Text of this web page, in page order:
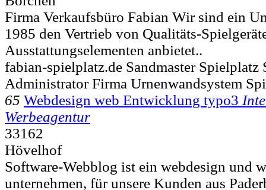
Firma Verkaufsbüro Fabian Wir sind ein
1985 den Vertrieb von Qualitäts-
Ausstattungselementen anbietet..
fabian-spielplatz.de Sandmaster
Administrator Firma Urnenwandsystem
65 Webdesign web Entwicklung typo3
Werbeagentur
33162
Hövelhof
Software-Webblog ist ein webdesign und
unternehmen, für unsere Kunden aus